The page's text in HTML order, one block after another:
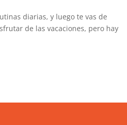
diarias, y luego te vas de
de las vacaciones, pero hay